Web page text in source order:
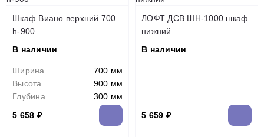
Шкаф Виано верхний 700
h-900
В наличии
Ширина
700 мм
Высота
900 мм
Глубина
300 мм
5 658 ₽
ЛОФТ ДСВ ШН-1000 шкаф
нижний
В наличии
5 659 ₽